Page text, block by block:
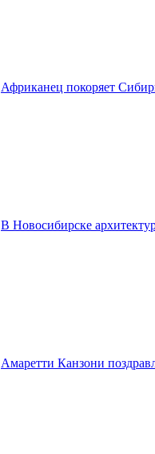
Африканец покоряет
В Новосибирске
Амаретти Канзони